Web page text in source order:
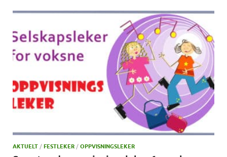
AKTUELT / FESTLEKER / OPPVISNINGSLEKER